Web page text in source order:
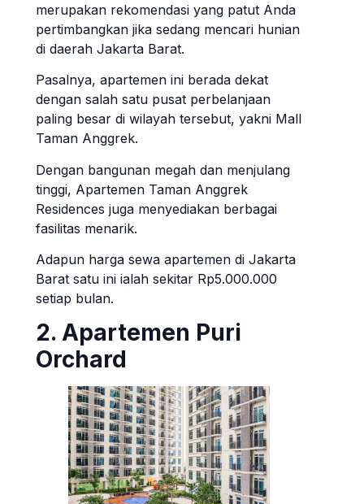
merupakan rekomendasi yang patut Anda
pertimbangkan jika sedang mencari hunian
di daerah Jakarta Barat.
Pasalnya, apartemen ini berada dekat
dengan salah satu pusat perbelanjaan
paling besar di wilayah tersebut, yakni Mall
Taman Anggrek.
Dengan bangunan megah dan menjulang
tinggi, Apartemen Taman Anggrek
Residences juga menyediakan berbagai
fasilitas menarik.
Adapun harga sewa apartemen di Jakarta
Barat satu ini ialah sekitar Rp5.000.000
setiap bulan.
2. Apartemen Puri
Orchard